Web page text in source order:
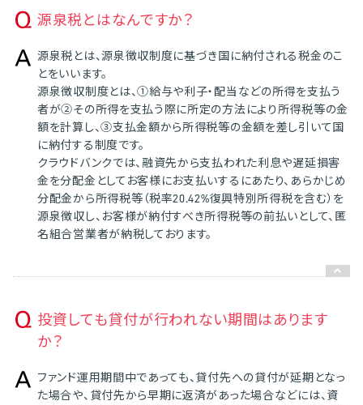
源泉税とはなんですか？
源泉税とは、源泉徴収制度に基づき国に納付される税金のこ
とをいいます。
源泉徴収制度とは、①給与や利子・配当などの所得を支払う
者が②その所得を支払う際に所定の方法により所得税等の金
額を計算し、③支払金額から所得税等の金額を差し引いて国
に納付する制度です。
クラウドバンクでは、融資先から支払われた利息や遅延損害
金を分配金としてお客様にお支払いするにあたり、あらかじめ
分配金から所得税等（税率20.42%復興特別所得税を含む）を
源泉徴収し、お客様が納付すべき所得税等の前払いとして、匿
名組合営業者が納税しております。
投資しても貸付が行われない期間はあります
か？
ファンド運用期間中であっても、貸付先への貸付が延期となっ
た場合や、貸付先から早期に返済があった場合などには、資